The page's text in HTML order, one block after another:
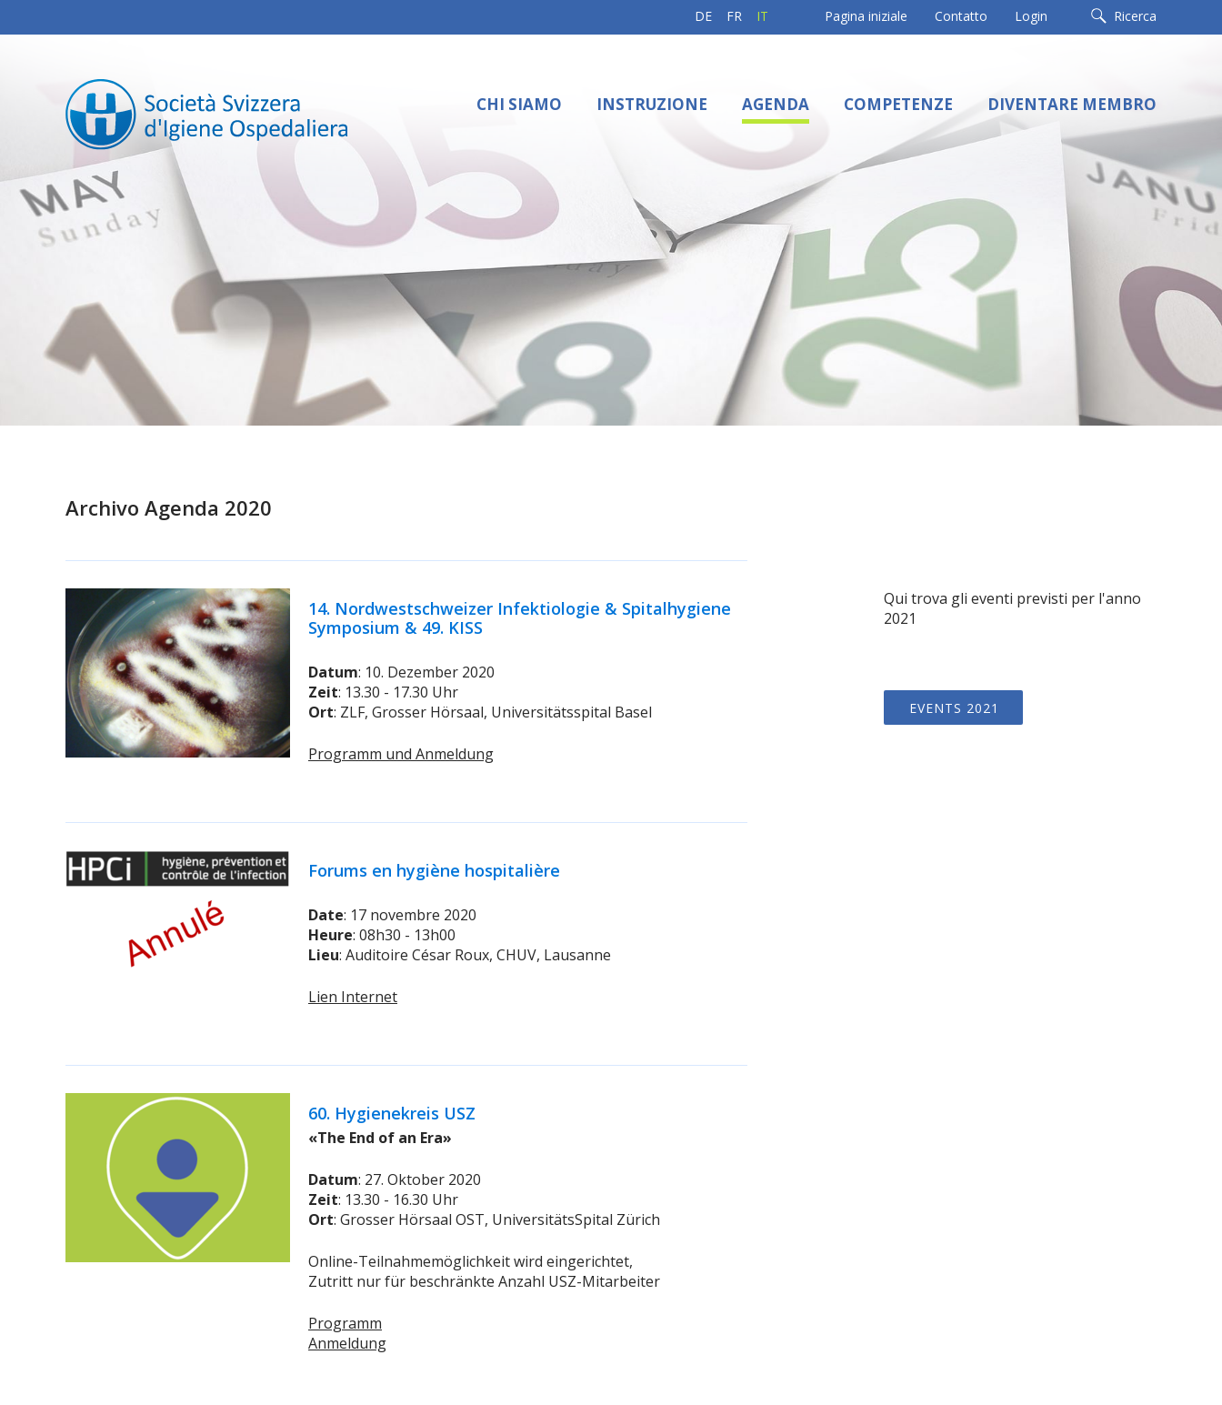
Ricerca
Pagina iniziale Contatto Login
DE FR IT
CHI SIAMO INSTRUZIONE AGENDA COMPETENZE DIVENTARE MEMBRO
Archivo Agenda 2020
14. Nordwestschweizer Infektiologie & Spitalhygiene
Symposium & 49. KISS
Datum: 10. Dezember 2020
Zeit: 13.30 - 17.30 Uhr
Ort: ZLF, Grosser Hörsaal, Universitätsspital Basel
Programm und Anmeldung
Forums en hygiène hospitalière
Date: 17 novembre 2020
Heure: 08h30 - 13h00
Lieu: Auditoire César Roux, CHUV, Lausanne
Lien Internet
60. Hygienekreis USZ
«The End of an Era»
Datum: 27. Oktober 2020
Zeit: 13.30 - 16.30 Uhr
Ort: Grosser Hörsaal OST, UniversitätsSpital Zürich
Online-Teilnahmemöglichkeit wird eingerichtet,
Zutritt nur für beschränkte Anzahl USZ-Mitarbeiter
Programm
Anmeldung
Qui trova gli eventi previsti per l'anno
2021
EVENTS 2021